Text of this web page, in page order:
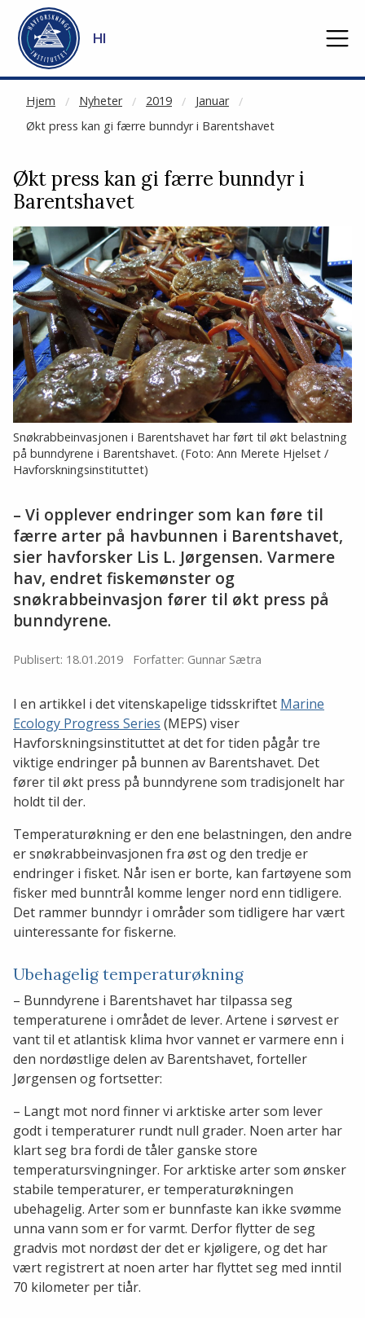
Gå til hovedinnhold
HI
Hjem Nyheter 2019
Januar
Økt press kan gi færre bunndyr i Barentshavet
NOT CACHED
Økt press kan gi færre bunndyr i
Barentshavet
Snøkrabbeinvasjonen i Barentshavet har ført til økt belastning
på bunndyrene i Barentshavet. (Foto: Ann Merete Hjelset /
Havforskningsinstituttet)
– Vi opplever endringer som kan føre til
færre arter på havbunnen i Barentshavet,
sier havforsker Lis L. Jørgensen. Varmere
hav, endret fiskemønster og
snøkrabbeinvasjon fører til økt press på
bunndyrene.
Publisert: 18.01.2019 Forfatter: Gunnar Sætra
I en artikkel i det vitenskapelige tidsskriftet Marine
Ecology Progress Series (MEPS) viser
Havforskningsinstituttet at det for tiden pågår tre
viktige endringer på bunnen av Barentshavet. Det
fører til økt press på bunndyrene som tradisjonelt har
holdt til der.
Temperaturøkning er den ene belastningen, den andre
er snøkrabbeinvasjonen fra øst og den tredje er
endringer i fisket. Når isen er borte, kan fartøyene som
fisker med bunntrål komme lenger nord enn tidligere.
Det rammer bunndyr i områder som tidligere har vært
uinteressante for fiskerne.
Ubehagelig temperaturøkning
– Bunndyrene i Barentshavet har tilpassa seg
temperaturene i området de lever. Artene i sørvest er
vant til et atlantisk klima hvor vannet er varmere enn i
den nordøstlige delen av Barentshavet, forteller
Jørgensen og fortsetter:
– Langt mot nord finner vi arktiske arter som lever
godt i temperaturer rundt null grader. Noen arter har
klart seg bra fordi de tåler ganske store
temperatursvingninger. For arktiske arter som ønsker
stabile temperaturer, er temperaturøkningen
ubehagelig. Arter som er bunnfaste kan ikke svømme
unna vann som er for varmt. Derfor flytter de seg
gradvis mot nordøst der det er kjøligere, og det har
vært registrert at noen arter har flyttet seg med inntil
70 kilometer per tiår.